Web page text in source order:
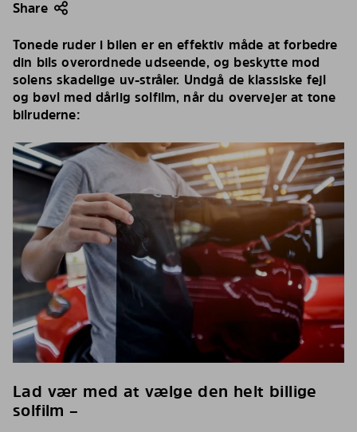
Share
Tonede ruder i bilen er en effektiv måde at forbedre
din bils overordnede udseende, og beskytte mod
solens skadelige uv-stråler. Undgå de klassiske fejl
og bøvl med dårlig solfilm, når du overvejer at tone
bilruderne:
Lad vær med at vælge den helt billige
solfilm –